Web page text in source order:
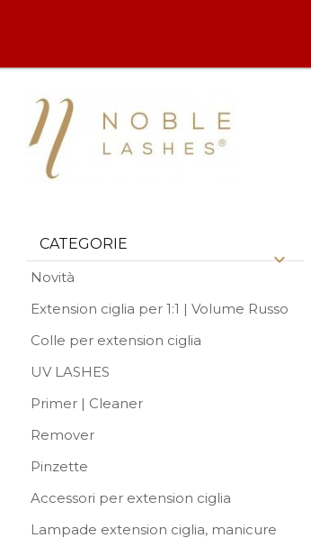
CATEGORIE
Novità
Extension ciglia per 1:1 | Volume Russo
Colle per extension ciglia
UV LASHES
Primer | Cleaner
Remover
Pinzette
Accessori per extension ciglia
Lampade extension ciglia, manicure